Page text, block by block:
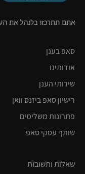
אתם תתרכזו בלנהל את
סאפ בענן
אודותינו
שירותי הענן
רישיון סאפ ביזנס וואן
פתרונות משלימים
שותף עסקי סאפ
שאלות ותשובות